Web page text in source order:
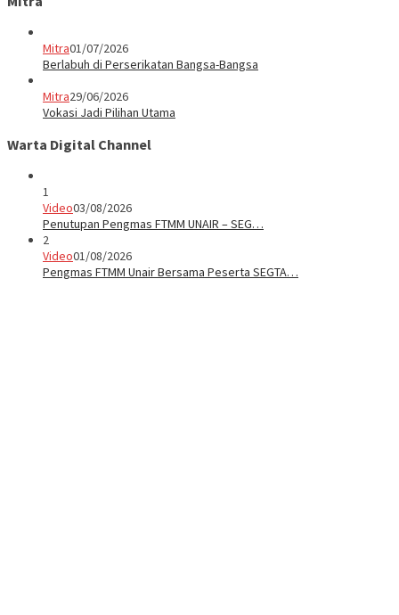
Mitra01/07/2026
Berlabuh di Perserikatan Bangsa-Bangsa
Mitra29/06/2026
Vokasi Jadi Pilihan Utama
Warta Digital Channel
1
Video03/08/2026
Penutupan Pengmas FTMM UNAIR – SEG…
2
Video01/08/2026
Pengmas FTMM Unair Bersama Peserta SEGTA…